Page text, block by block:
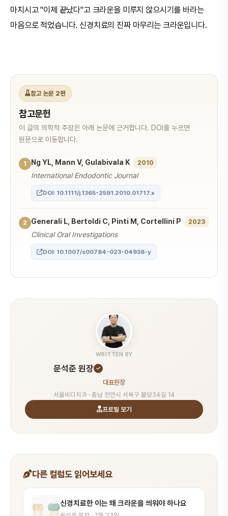
마치시고 "이제 끝났다"고 크라운을 미루지 않으시기를 바라는
마음으로 적었습니다. 신경치료의 진짜 마무리는 크라운입니다.
참고 논문 2편
참고문헌
이 글의 의학적 주장은 아래 논문에 근거합니다. DOI를 누르면
원문으로 이동합니다.
1 Ng YL, Mann V, Gulabivala K 2010
International Endodontic Journal
DOI: 10.1111/j.1365-2591.2010.01717.x
2 Generali L, Bertoldi C, Pinti M, Cortellini P 2023
Clinical Oral Investigations
DOI: 10.1007/s00784-023-04938-y
WRITTEN BY
문석준 원장
대표원장
서울비디치과 · 충남 천안시 서북구 불당34길 14
프로필 보기
다른 컬럼도 읽어보세요
신경치료한 이는 왜 크라운을 씌워야 하나요